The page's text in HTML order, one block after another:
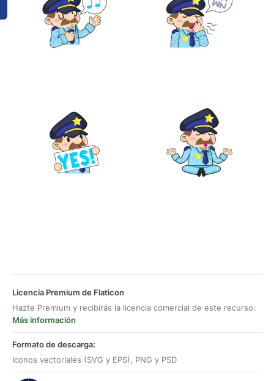
Licencia Premium de Flaticon
Hazte Premium y recibirás la licencia comercial de este recurso.
Más información
Formato de descarga:
Iconos vectoriales (SVG y EPS), PNG y PSD